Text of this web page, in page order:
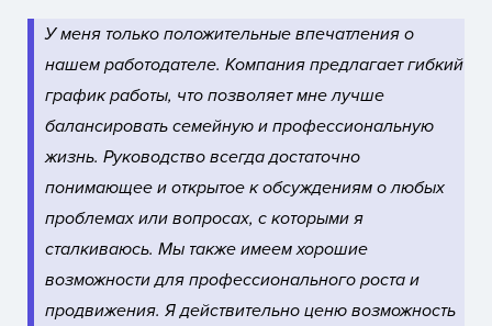
У меня только положительные впечатления о
нашем работодателе. Компания предлагает гибкий
график работы, что позволяет мне лучше
балансировать семейную и профессиональную
жизнь. Руководство всегда достаточно
понимающее и открытое к обсуждениям о любых
проблемах или вопросах, с которыми я
сталкиваюсь. Мы также имеем хорошие
возможности для профессионального роста и
продвижения. Я действительно ценю возможность